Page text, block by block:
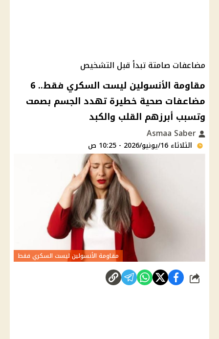
مضاعفات صامتة تبدأ قبل التشخيص
مقاومة الأنسولين ليست السكري فقط.. 6
مضاعفات صحية خطيرة تهدد الجسم بصمت
وتسبب أبرزهم القلب والكبد
الثلاثاء 16/يونيو/2026 - 10:25 ص
مقاومة الأنسولين ليست السكري فقط
شارك